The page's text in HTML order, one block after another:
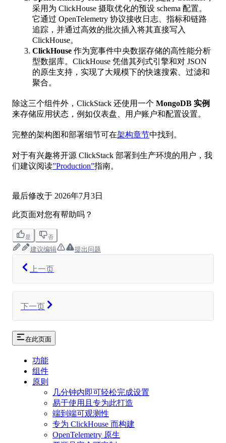
采用为 ClickHouse 摄取优化的预设 schema 配置。
它通过 OpenTelemetry 协议接收日志、指标和链路
追踪，并通过高效的批次插入将其直接写入
ClickHouse。
ClickHouse 作为宽事件中央数据存储的高性能分析
型数据库。ClickHouse 凭借其列式引擎和对 JSON
的原生支持，实现了大规模下的快速搜索、过滤和
聚合。
除这三个组件外，ClickStack 还使用一个 MongoDB 实例
来存储应用状态，例如仪表盘、用户账户和配置设置。
完整的架构图和部署细节可在架构章节中找到。
对于有兴趣将开源 ClickStack 部署到生产环境的用户，我
们建议阅读”Production”指南。
最后修改于 2026年7月3日
此页面对您有帮助吗？
是 否
建议编辑 提出问题
上一页
下一页
在此页面
功能
组件
原则
几分钟内即可轻松完成设置
易于使用且专为此打造
端到端可观测性
专为 ClickHouse 而构建
OpenTelemetry 原生